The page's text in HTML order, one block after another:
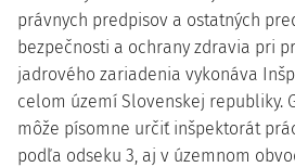
právnych predpisov a ostatných
bezpečnosti a ochrany zdravia pri
jadrového zariadenia vykonáva
celom území Slovenskej republiky.
môže písomne určiť inšpektorát
podľa odseku 3, aj v územnom